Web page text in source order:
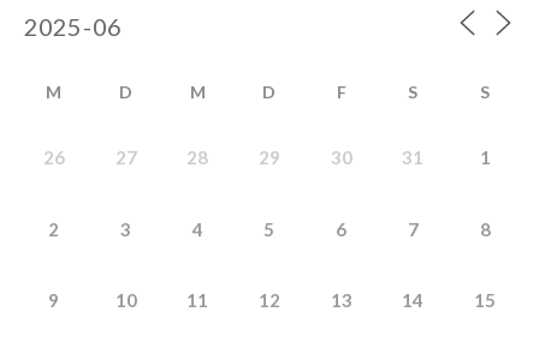
M D M D F S S
26 27 28 29 30 31 1
2 3 4 5 6 7 8
9 10 11 12 13 14 15